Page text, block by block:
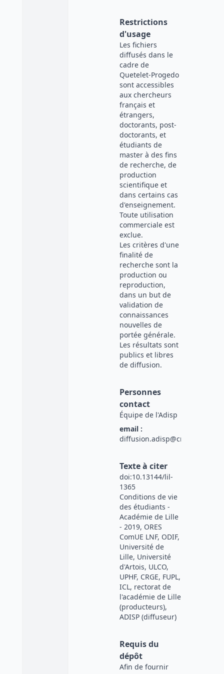
Restrictions
d'usage
Les fichiers
diffusés dans le
cadre de
Quetelet-Progedo
sont accessibles
aux chercheurs
français et
étrangers,
doctorants, post-
doctorants, et
étudiants de
master à des fins
de recherche, de
production
scientifique et
dans certains cas
d'enseignement.
Toute utilisation
commerciale est
exclue.
Les critères d'une
finalité de
recherche sont la
production ou
reproduction,
dans un but de
validation de
connaissances
nouvelles de
portée générale.
Les résultats sont
publics et libres
de diffusion.
Personnes
contact
Équipe de l'Adisp
email :
diffusion.adisp@cnrs.fr
Texte à citer
doi:10.13144/lil-
1365
Conditions de vie
des étudiants -
Académie de Lille
- 2019, ORES
ComUE LNF, ODIF,
Université de
Lille, Université
d'Artois, ULCO,
UPHF, CRGE, FUPL,
ICL, rectorat de
l'académie de Lille
(producteurs),
ADISP (diffuseur)
Requis du
dépôt
Afin de fournir